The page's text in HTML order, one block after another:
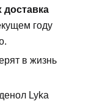
году
в жизнь
Lyka